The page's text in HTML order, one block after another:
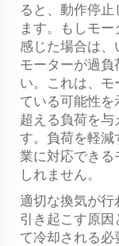
ると、動作停
ます。もしモ
感じた場合は、
モーターが過負
い。これは、
ている可能性
超える負荷を与
す。負荷を軽減
業に対応できる
しれません。
適切な換気が行
引き起こす原
て冷却される